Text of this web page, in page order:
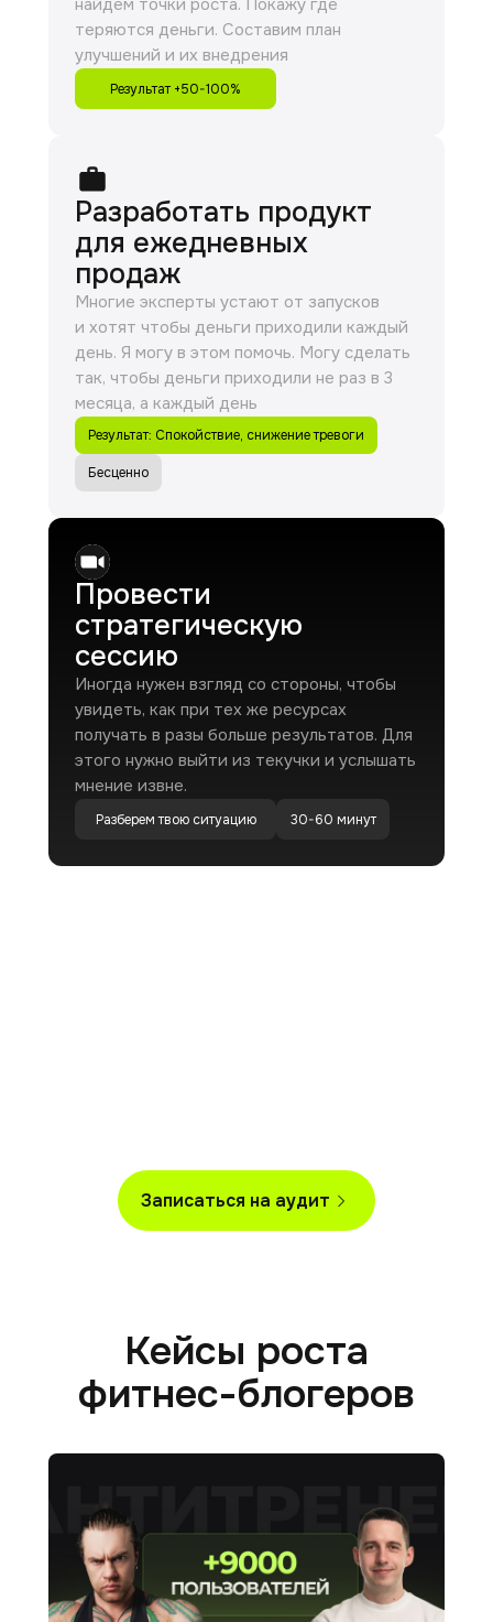
найдем точки роста. Покажу где
теряются деньги. Составим план
улучшений и их внедрения
Результат +50-100%
Разработать продукт
для ежедневных
продаж
Многие эксперты устают от запусков
и хотят чтобы деньги приходили каждый
день. Я могу в этом помочь. Могу сделать
так, чтобы деньги приходили не раз в 3
месяца, а каждый день
Результат: Спокойствие, снижение тревоги
Бесценно
Провести
стратегическую
сессию
Иногда нужен взгляд со стороны, чтобы
увидеть, как при тех же ресурсах
получать в разы больше результатов. Для
этого нужно выйти из текучки и услышать
мнение извне.
Разберем твою ситуацию 30-60 минут
Записаться на аудит
Кейсы роста
фитнес-блогеров